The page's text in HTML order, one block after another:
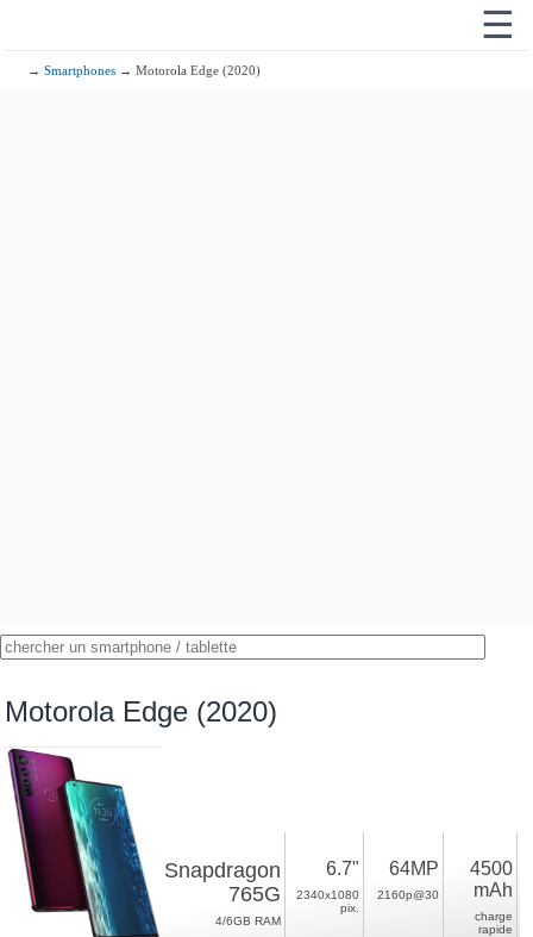
☰
→Smartphones → Motorola Edge (2020)
Motorola Edge (2020)
Snapdragon
765G
4/6GB RAM
6.7"
2340x1080
pix.
64MP
2160p@30
4500
mAh
charge
rapide